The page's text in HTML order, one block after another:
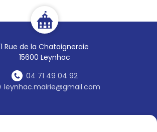
1 Rue de la Chataigneraie
15600 Leynhac
04 71 49 04 92
leynhac.mairie@gmail.com